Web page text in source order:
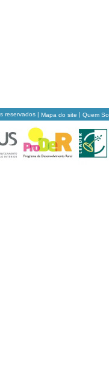
reservados | Mapa do site | Quem